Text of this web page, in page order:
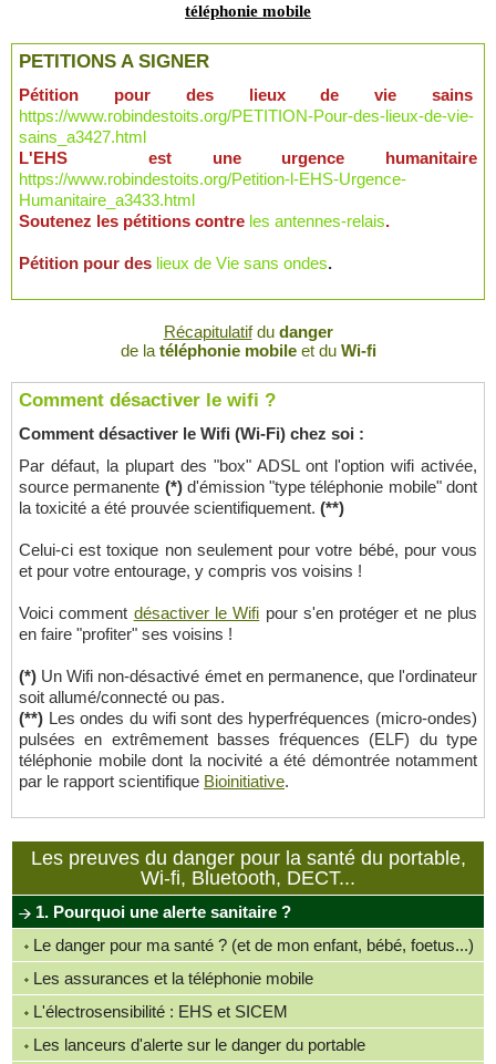
téléphonie mobile
PETITIONS A SIGNER
Pétition pour des lieux de vie sains
https://www.robindestoits.org/PETITION-Pour-des-lieux-de-vie-
sains_a3427.html
L'EHS est une urgence humanitaire
https://www.robindestoits.org/Petition-l-EHS-Urgence-
Humanitaire_a3433.html
Soutenez les pétitions contre les antennes-relais.
Pétition pour des lieux de Vie sans ondes.
Récapitulatifdu danger
de la téléphonie mobileet du Wi-fi
Comment désactiver le wifi ?
Comment désactiver le Wifi (Wi-Fi) chez soi :
Par défaut, la plupart des "box" ADSL ont l'option wifi activée,
source permanente (*)d'émission "type téléphonie mobile" dont
la toxicité a été prouvée scientifiquement. (**)
Celui-ci est toxique non seulement pour votre bébé, pour vous
et pour votre entourage, y compris vos voisins !
Voici comment désactiver le Wifi pour s'en protéger et ne plus
en faire "profiter" ses voisins !
(*) Un Wifi non-désactivé émet en permanence, que l'ordinateur
soit allumé/connecté ou pas.
(**) Les ondes du wifi sont des hyperfréquences (micro-ondes)
pulsées en extrêmement basses fréquences (ELF) du type
téléphonie mobile dont la nocivité a été démontrée notamment
par le rapport scientifique Bioinitiative.
Les preuves du danger pour la santé du portable,
Wi-fi, Bluetooth, DECT...
1. Pourquoi une alerte sanitaire ?
Le danger pour ma santé ? (et de mon enfant, bébé, foetus...)
Les assurances et la téléphonie mobile
L'électrosensibilité : EHS et SICEM
Les lanceurs d'alerte sur le danger du portable